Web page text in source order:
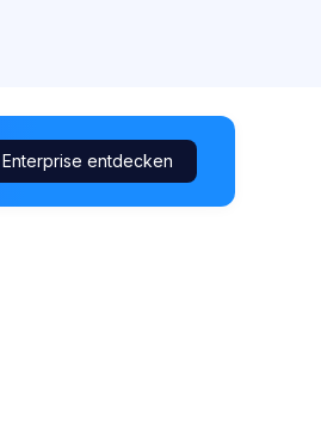
entdecken